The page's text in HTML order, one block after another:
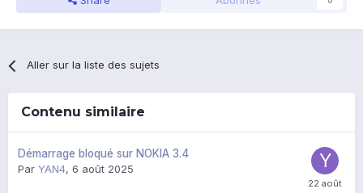
Aller sur la liste des sujets
Contenu similaire
Démarrage bloqué sur NOKIA 3.4
Par YAN4, 6 août 2025